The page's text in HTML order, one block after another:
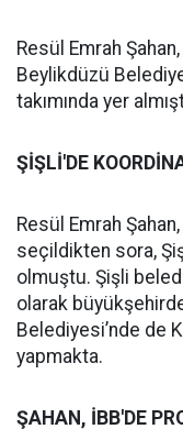
Resül Emrah
Beylikdüzü
takımında yer
ŞİŞLİ'DE
Resül Emrah
seçildikten sora,
olmuştu. Şişli
olarak
Belediyesi’nde de
yapmakta.
ŞAHAN, İBB'DE